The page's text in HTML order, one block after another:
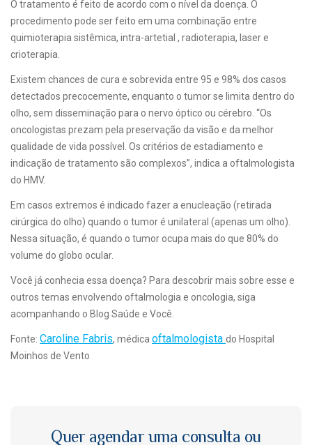
O tratamento é feito de acordo com o nível da doença. O
procedimento pode ser feito em uma combinação entre
quimioterapia sistêmica, intra-artetial , radioterapia, laser e
crioterapia.
Existem chances de cura e sobrevida entre 95 e 98% dos casos
detectados precocemente, enquanto o tumor se limita dentro do
olho, sem disseminação para o nervo óptico ou cérebro. “Os
oncologistas prezam pela preservação da visão e da melhor
qualidade de vida possível. Os critérios de estadiamento e
indicação de tratamento são complexos”, indica a oftalmologista
do HMV.
Em casos extremos é indicado fazer a enucleação (retirada
cirúrgica do olho) quando o tumor é unilateral (apenas um olho).
Nessa situação, é quando o tumor ocupa mais do que 80% do
volume do globo ocular.
Você já conhecia essa doença? Para descobrir mais sobre esse e
outros temas envolvendo oftalmologia e oncologia, siga
acompanhando o Blog Saúde e Você.
Fonte: Caroline Fabris, médica oftalmologista do Hospital
Moinhos de Vento
Quer agendar uma consulta ou